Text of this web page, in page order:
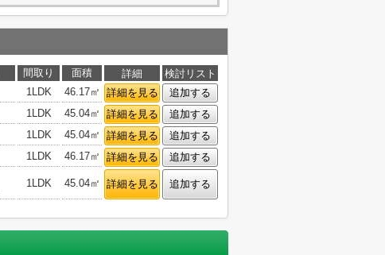
間取り 面積 詳細
検討リスト
1LDK 46.17㎡ 詳細を見る
追加する
1LDK 45.04㎡ 詳細を見る
追加する
1LDK 45.04㎡ 詳細を見る
追加する
1LDK 46.17㎡ 詳細を見る 追加する
1LDK 45.04㎡ 詳細を見る 追加する